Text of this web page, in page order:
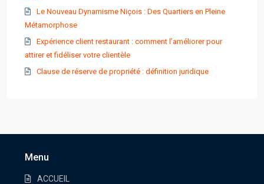
Le Nouveau Dynamisme Niçois : Des Quartiers en Pleine
Métamorphose
Expérience client restaurant : comment l’améliorer pour
attirer et fidéliser votre clientèle
Clause de réserve de propriété : définition juridique
Menu
ACCUEIL